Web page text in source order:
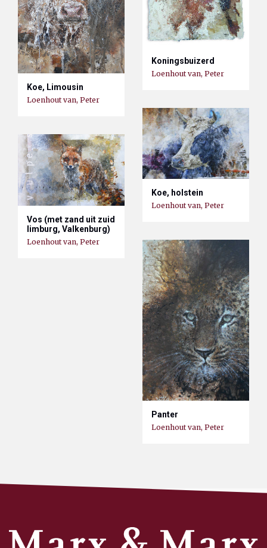
Koe, Limousin
Loenhout van, Peter
Koningsbuizerd
Loenhout van, Peter
Koe, holstein
Loenhout van, Peter
Vos (met zand uit zuid
limburg, Valkenburg)
Loenhout van, Peter
Panter
Loenhout van, Peter